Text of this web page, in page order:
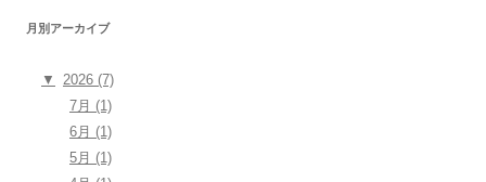
月別アーカイブ
▼
2026 (7)
7月 (1)
6月 (1)
5月 (1)